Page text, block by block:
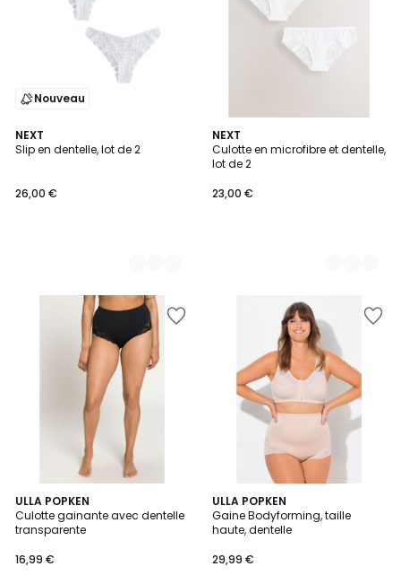
Nouveau
NEXT
Slip en dentelle, lot de 2
26,00 €
3
Couleurs
NEXT
Culotte en microfibre et dentelle,
lot de 2
23,00 €
2
Couleurs
ULLA POPKEN
Culotte gainante avec dentelle
transparente
16,99 €
4,6
/ 5
2
Couleurs
ULLA POPKEN
Gaine Bodyforming, taille
haute, dentelle
29,99 €
2
Couleurs